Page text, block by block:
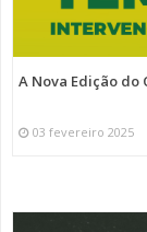
A Nova Edição
03 fevereiro 2025